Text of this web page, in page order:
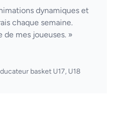
dynamiques et
chaque semaine.
mes joueuses. »
basket U17, U18